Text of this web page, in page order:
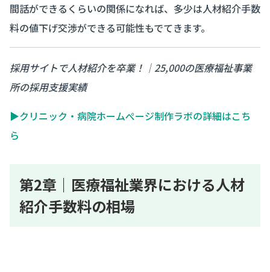
間話ができるくらいの関係になれば、多少は人材紹介手数
料の値下げ交渉ができる可能性もでてきます。
採用サイトで人材紹介を卒業！｜25,000の医療福祉事業
所の採用支援実績
▶クリニック・病院ホームぺージ制作ラボの詳細はこち
ら
第2章｜医療福祉業界における人材
紹介手数料の相場